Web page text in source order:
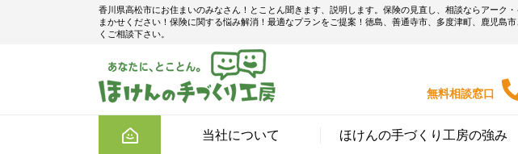
香川県高松市にお住まいのみなさん！とことん聞きます、説明します。保険の見直し、相談ならアーク
まかせください！保険に関する悩み解消！最適なプランをご提案！徳島、善通寺市、多度津町、鹿児島
くご相談下さい。
無料相談窓口
当社について ほけんの手づくり工房の強み